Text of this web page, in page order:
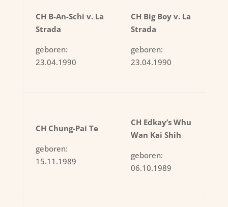
CH B-An-Schi v. La
Strada
geboren:
23.04.1990
CH Big Boy v. La
Strada
geboren:
23.04.1990
CH Chung-Pai Te
geboren:
15.11.1989
CH Edkay’s Whu
Wan Kai Shih
geboren:
06.10.1989